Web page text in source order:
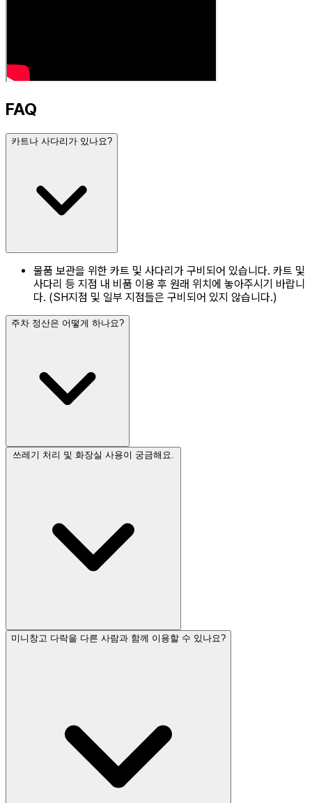
FAQ
카트나 사다리가 있나요?
물품 보관을 위한 카트 및 사다리가 구비되어 있습니다. 카트 및
사다리 등 지점 내 비품 이용 후 원래 위치에 놓아주시기 바랍니
다. (SH지점 및 일부 지점들은 구비되어 있지 않습니다.)
주차 정산은 어떻게 하나요?
미니창고 다락을 다른 사람과 함께 이용할 수 있나요?